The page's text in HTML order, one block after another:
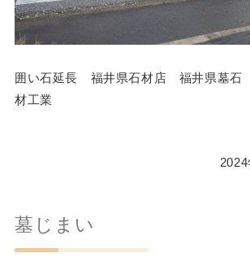
囲い石延長 福井県石材店 福井県墓石
材工業
墓じまい